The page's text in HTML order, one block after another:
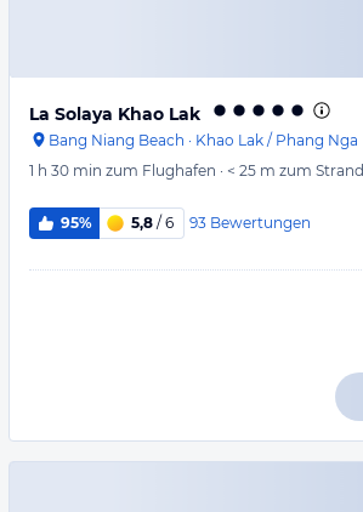
La Solaya Khao Lak
Bang Niang Beach · Khao Lak / Phang Nga
1 h 30 min zum Flughafen · < 25 m zum Strand
95% 5,8 / 6 93 Bewertungen